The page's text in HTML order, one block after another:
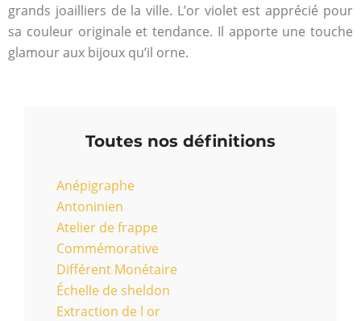
grands joailliers de la ville. L’or violet est apprécié pour
sa couleur originale et tendance. Il apporte une touche
glamour aux bijoux qu’il orne.
Toutes nos définitions
Anépigraphe
Antoninien
Atelier de frappe
Commémorative
Différent Monétaire
Échelle de sheldon
Extraction de l or